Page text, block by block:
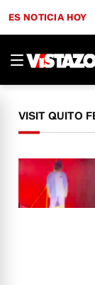
ES NOTICIA HOY
VISIT QUITO